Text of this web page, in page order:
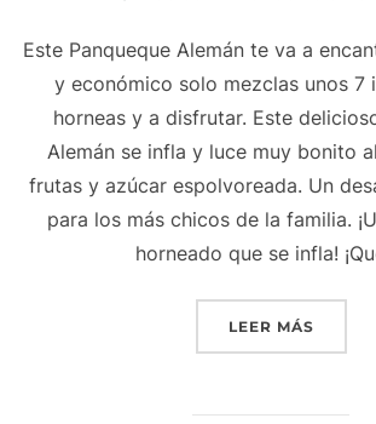
Este Panqueque Alemán te va a
y económico solo mezclas unos 7
horneas y a disfrutar. Este
Alemán se infla y luce muy bonito
frutas y azúcar espolvoreada. Un
para los más chicos de la familia.
horneado que se infla!
LEER MÁS